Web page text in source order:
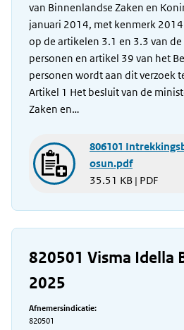
van Binnenlandse Zaken en
januari 2014, met kenmerk
op de artikelen 3.1 en 3.3 van
personen en artikel 39 van het
personen wordt aan dit verzoek
Artikel 1 Het besluit van de
Zaken en…
806101
osun.pdf
35.51 KB | PDF
820501 Visma Idella
2025
Afnemersindicatie:
820501